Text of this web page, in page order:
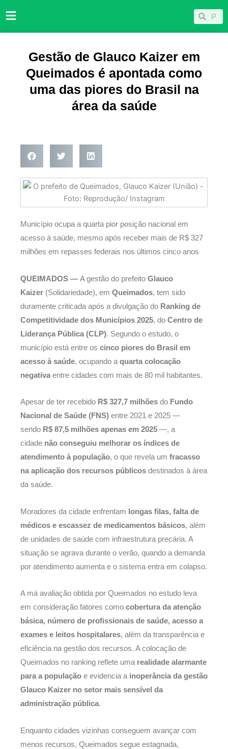
para
Pesquisar
Gestão de Glauco Kaizer em
Queimados é apontada como
uma das piores do Brasil na
área da saúde
Município ocupa a quarta pior posição nacional em
acesso à saúde, mesmo após receber mais de R$ 327
milhões em repasses federais nos últimos cinco anos
QUEIMADOS — A gestão do prefeito Glauco
Kaizer (Solidariedade), em Queimados, tem sido
duramente criticada após a divulgação do Ranking de
Competitividade dos Municípios 2025, do Centro de
Liderança Pública (CLP). Segundo o estudo, o
município está entre os cinco piores do Brasil em
acesso à saúde, ocupando a quarta colocação
negativa entre cidades com mais de 80 mil habitantes.
Apesar de ter recebido R$ 327,7 milhões do Fundo
Nacional de Saúde (FNS) entre 2021 e 2025 —
sendo R$ 87,5 milhões apenas em 2025 —, a
cidade não conseguiu melhorar os índices de
atendimento à população, o que revela um fracasso
na aplicação dos recursos públicos destinados à área
da saúde.
Moradores da cidade enfrentam longas filas, falta de
médicos e escassez de medicamentos básicos, além
de unidades de saúde com infraestrutura precária. A
situação se agrava durante o verão, quando a demanda
por atendimento aumenta e o sistema entra em colapso.
A má avaliação obtida por Queimados no estudo leva
em consideração fatores como cobertura da atenção
básica, número de profissionais de saúde, acesso a
exames e leitos hospitalares, além da transparência e
eficiência na gestão dos recursos. A colocação de
Queimados no ranking reflete uma realidade alarmante
para a população e evidencia a inoperância da gestão
Glauco Kaizer no setor mais sensível da
administração pública.
Enquanto cidades vizinhas conseguem avançar com
menos recursos, Queimados segue estagnada,